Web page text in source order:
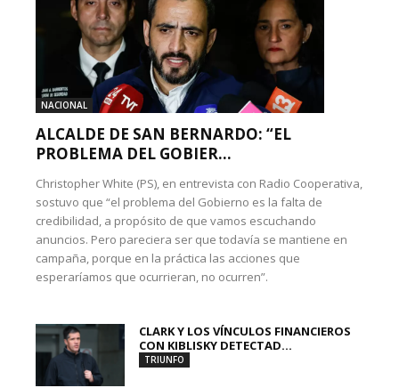
NACIONAL
ALCALDE DE SAN BERNARDO: “EL
PROBLEMA DEL GOBIER...
Christopher White (PS), en entrevista con Radio Cooperativa,
sostuvo que “el problema del Gobierno es la falta de
credibilidad, a propósito de que vamos escuchando
anuncios. Pero pareciera ser que todavía se mantiene en
campaña, porque en la práctica las acciones que
esperaríamos que ocurrieran, no ocurren”.
CLARK Y LOS VÍNCULOS FINANCIEROS
CON KIBLISKY DETECTAD...
TRIUNFO